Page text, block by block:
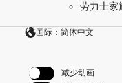
劳力士家
国际：简体中文
减少动画